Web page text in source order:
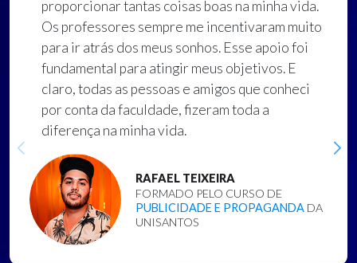
proporcionar tantas coisas boas na minha vida.
Os professores sempre me incentivaram muito
para ir atrás dos meus sonhos. Esse apoio foi
fundamental para atingir meus objetivos. E
claro, todas as pessoas e amigos que conheci
por conta da faculdade, fizeram toda a
diferença na minha vida.
RAFAEL TEIXEIRA
FORMADO PELO CURSO DE
PUBLICIDADE E PROPAGANDA DA
UNISANTOS